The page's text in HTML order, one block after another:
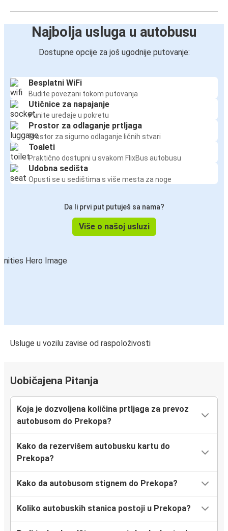
Najbolja usluga u autobusu
Dostupne opcije za još ugodnije putovanje:
Besplatni WiFi
Budite povezani tokom putovanja
Utičnice za napajanje
Punite uređaje u pokretu
Prostor za odlaganje prtljaga
Prostor za sigurno odlaganje ličnih stvari
Toaleti
Praktično dostupni u svakom FlixBus autobusu
Udobna sedišta
Opusti se u sedištima s više mesta za noge
Da li prvi put putuješ sa nama?
Više o našoj usluzi
Usluge u vozilu zavise od raspoloživosti
Uobičajena Pitanja
Koja je dozvoljena količina prtljaga za prevoz
autobusom do Prekopa?
Kako da rezervišem autobusku kartu do
Prekopa?
Kako da autobusom stignem do Prekopa?
Koliko autobuskih stanica postoji u Prekopa?